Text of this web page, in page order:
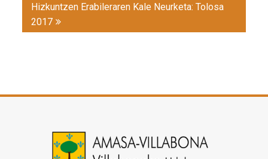
Hizkuntzen Erabileraren Kale Neurketa: Tolosa
2017